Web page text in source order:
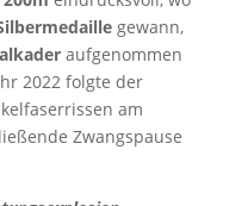
gewann,
aufgenommen
2022 folgte der
am
Zwangspause